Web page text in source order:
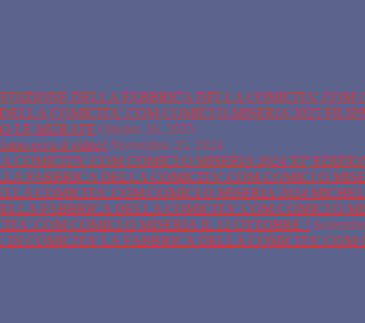
DELLA FABBRICA DELLA COMICITA’.COM
COMICITA’.COM COMICI O MISERIA 2025
LE MURATE Ottobre 16, 2025
ecco il video! Novembre 25, 2024
COMICI O MISERIA 2024 XI°
FABBRICA DELLA COMICITA’.COM COMICI O
COMICITA’.COM COMICI O MISERIA 2024
FABBRICA DELLA COMICITA’.COM COMICI O
COMICI O MISERIA IL 12 OTTOBRE !
COMICITA’ LA FABBRICA DELLA